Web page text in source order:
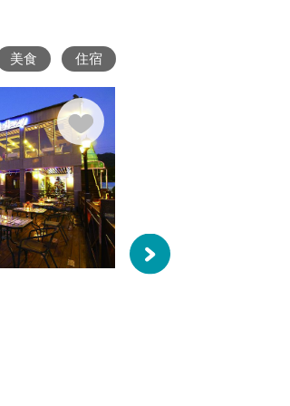
美食 住宿